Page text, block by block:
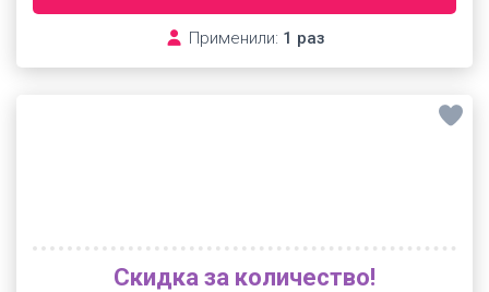
Применили: 1 раз
Скидка за количество!